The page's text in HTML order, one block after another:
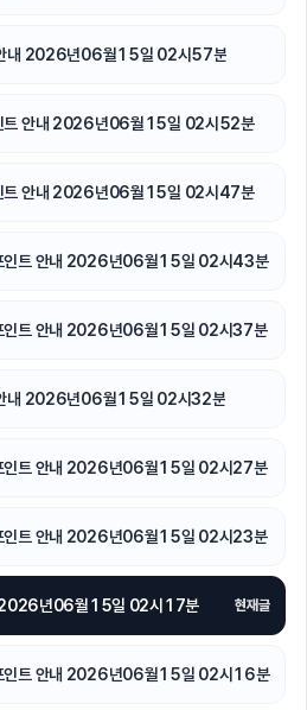
용인형사변호사
서울음주운전변호사
용인형사전문변호사
수원이혼변호사
수원법무법인
안내 2026년06월15일 02시57분
트 안내 2026년06월15일 02시52분
트 안내 2026년06월15일 02시47분
인트 안내 2026년06월15일 02시43분
인트 안내 2026년06월15일 02시37분
안내 2026년06월15일 02시32분
인트 안내 2026년06월15일 02시27분
인트 안내 2026년06월15일 02시23분
2026년06월15일 02시17분 현재글
인트 안내 2026년06월15일 02시16분